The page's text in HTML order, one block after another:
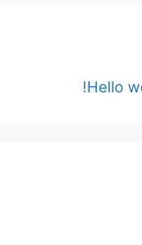
Hello